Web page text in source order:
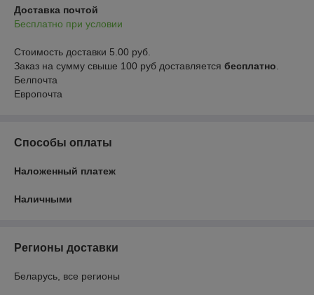
Доставка почтой
Бесплатно при условии
Стоимость доставки 5.00 руб.
Заказ на сумму свыше 100 руб доставляется бесплатно
Белпочта
Европочта
Способы оплаты
Наложенный платеж
Наличными
Регионы доставки
Беларусь, все регионы